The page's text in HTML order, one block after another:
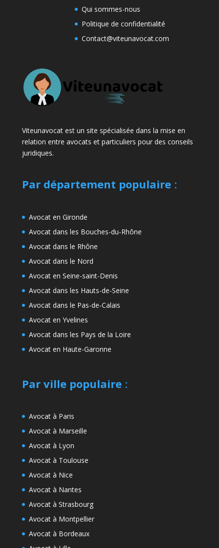
Qui sommes-nous
Politique de confidentialité
Contact@viteunavocat.com
Viteunavocat est un site spécialisée dans la mise en
relation entre avocats et particuliers pour des conseils
juridiques.
Par département populaire:
Avocat en Gironde
Avocat dans les Bouches-du-Rhône
Avocat dans le Rhône
Avocat dans le Nord
Avocat en Seine-saint-Denis
Avocat dans les Hauts-de-Seine
Avocat dans le Pas-de-Calais
Avocat en Yvelines
Avocat dans les Pays de la Loire
Avocat en Haute-Garonne
Par ville populaire:
Avocat à Paris
Avocat à Marseille
Avocat à Lyon
Avocat à Toulouse
Avocat à Nice
Avocat à Nantes
Avocat à Strasbourg
Avocat à Montpellier
Avocat à Bordeaux